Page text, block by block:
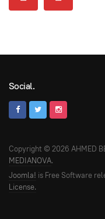
Social.
Copyright © 2026 AHMED
MEDIANOVA.
Joomla! is Free Software
License.